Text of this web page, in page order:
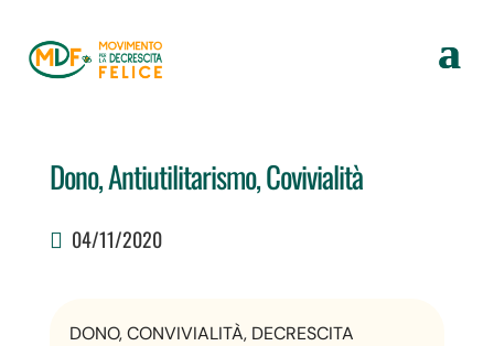
Dono, Antiutilitarismo, Covivialità
04/11/2020
DONO, CONVIVIALITÀ, DECRESCITA